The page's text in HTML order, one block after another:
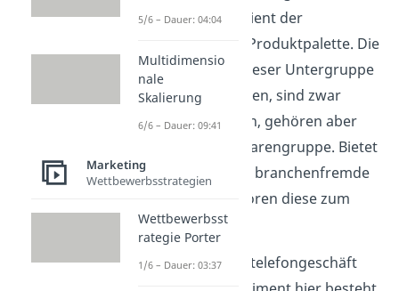
Randsortiment
dient der
Erweiterung der Produktpalette. Die
Leistungen, die dieser Untergruppe
zugewiesen werden, sind zwar
branchenbezogen, gehören aber
nicht zur Hauptwarengruppe. Bietet
der Händler auch branchenfremde
Güter an, so gehören diese zum
Zusatzsortiment
Stell dir ein Mobiltelefongeschäft
5/6 – Dauer: 04:04
Multidimensio
nale
Skalierung
6/6 – Dauer: 09:41
Marketing
Wettbewerbsstrategien
Wettbewerbsst
rategie Porter
1/6 – Dauer: 03:37